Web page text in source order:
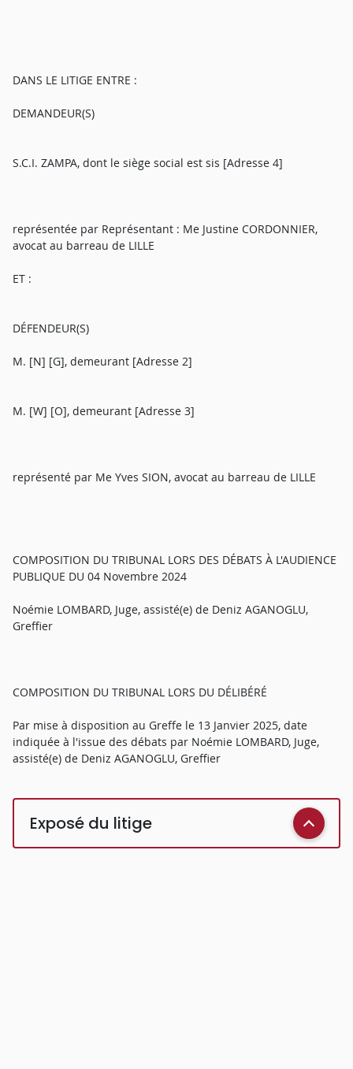
DANS LE LITIGE ENTRE :
DEMANDEUR(S)
S.C.I. ZAMPA, dont le siège social est sis [Adresse 4]
représentée par Représentant : Me Justine CORDONNIER,
avocat au barreau de LILLE
ET :
DÉFENDEUR(S)
M. [N] [G], demeurant [Adresse 2]
M. [W] [O], demeurant [Adresse 3]
représenté par Me Yves SION, avocat au barreau de LILLE
COMPOSITION DU TRIBUNAL LORS DES DÉBATS À L'AUDIENCE
PUBLIQUE DU 04 Novembre 2024
Noémie LOMBARD, Juge, assisté(e) de Deniz AGANOGLU,
Greffier
COMPOSITION DU TRIBUNAL LORS DU DÉLIBÉRÉ
Par mise à disposition au Greffe le 13 Janvier 2025, date
indiquée à l'issue des débats par Noémie LOMBARD, Juge,
assisté(e) de Deniz AGANOGLU, Greffier
Exposé du litige